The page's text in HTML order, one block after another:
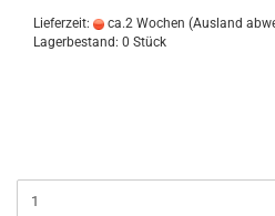
Lieferzeit: ca.2 Wochen (Ausland
Lagerbestand: 0 Stück